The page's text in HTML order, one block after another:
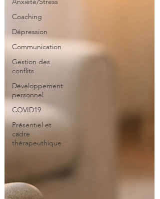
Coaching
Dépression
Communication
Gestion des
conflits
Développement
personnel
COVID19
Présentiel et
cadre
thérapeuthique